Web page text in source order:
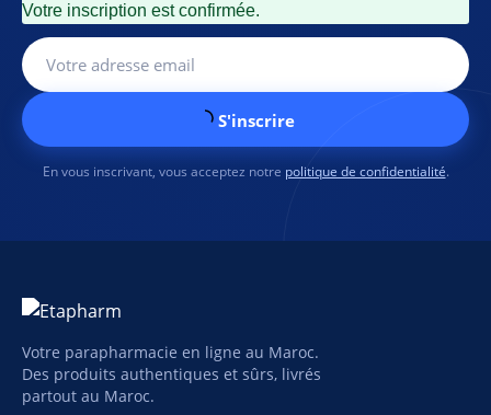
Votre inscription est confirmée.
S'inscrire
En vous inscrivant, vous acceptez notre politique de confidentialité.
Votre parapharmacie en ligne au Maroc.
Des produits authentiques et sûrs, livrés
partout au Maroc.